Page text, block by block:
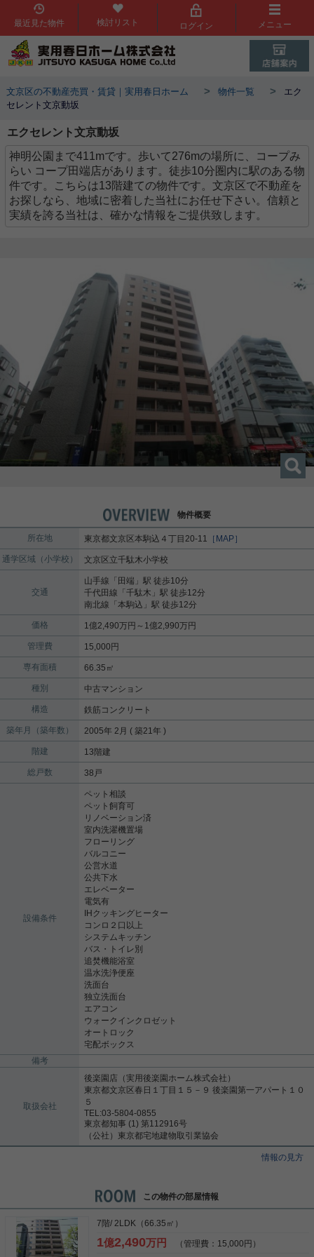
最近見た物件 検討リスト ログイン メニュー
文京区の不動産売買・賃貸｜実用春日ホーム > 物件一覧 >
エク
セレント文京動坂
エクセレント文京動坂
神明公園まで411mです。歩いて276mの場所に、コープみ
らい コープ田端店があります。徒歩10分圏内に駅のある物
件です。こちらは13階建ての物件です。文京区で不動産を
お探しなら、地域に密着した当社にお任せ下さい。信頼と
実績を誇る当社は、確かな情報をご提供致します。
物件概要
所在地 東京都文京区本駒込 ４丁目20-11 ［MAP］
通学区域（小学校） 文京区立千駄木小学校
交通
山手線 「田端 」駅 徒歩10分
千代田線 「千駄木 」駅 徒歩12分
南北線 「本駒込 」駅 徒歩12分
価格 1億2,490万円～1億2,990万円
管理費 15,000円
専有面積 66.35㎡
種別 中古マンション
構造 鉄筋コンクリート
築年月（築年数） 2005年 2月 ( 築21年 )
階建 13階建
総戸数 38戸
設備条件
ペット相談
ペット飼育可
リノベーション済
室内洗濯機置場
フローリング
バルコニー
公営水道
公共下水
エレベーター
電気有
IHクッキングヒーター
コンロ２口以上
システムキッチン
バス・トイレ別
追焚機能浴室
温水洗浄便座
洗面台
独立洗面台
エアコン
ウォークインクロゼット
オートロック
宅配ボックス
備考
取扱会社
後楽園店（実用後楽園ホーム株式会社）
東京都文京区春日１丁目１５－９ 後楽園第一アパート１０
５
TEL:03-5804-0855
東京都知事 (1) 第112916号
（公社）東京都宅地建物取引業協会
情報の見方
この物件の部屋情報
7階/ 2LDK（66.35㎡）
1億2,490万円 （管理費：15,000円）